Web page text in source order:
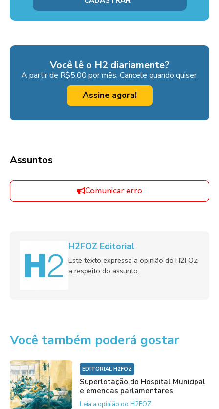
Você lê o H2 diariamente?
A partir de R$5,00 por mês. Cancele quando quiser.
Assine agora!
Assuntos
Comunicar erro
H2FOZ Editorial
Este texto expressa a opinião do H2FOZ
a respeito do assunto.
Você também poderá gostar
EDITORIAL H2FOZ
Superlotação do Hospital Municipal
e emendas parlamentares
Leia a opinião do H2FOZ